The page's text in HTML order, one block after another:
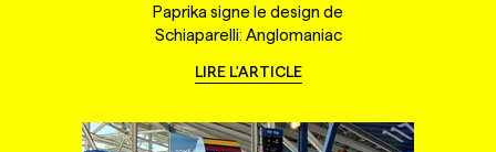
Paprika signe le design de
Schiaparelli: Anglomaniac
LIRE L'ARTICLE